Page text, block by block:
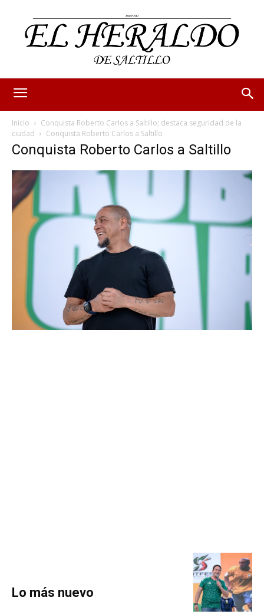
Inicio
Conquista Roberto Carlos a Saltillo; destaca seguridad de la
ciudad
Conquista Roberto Carlos a Saltillo
Conquista Roberto Carlos a Saltillo
Lo más nuevo